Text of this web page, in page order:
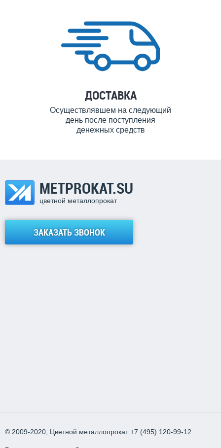
ДОСТАВКА
Осуществлявшем на следующий
день после поступления
денежных средств
METPROKAT.SU
цветной металлопрокат
ЗАКАЗАТЬ ЗВОНОК
© 2009-2020, Цветной металлопрокат+7 (495) 120-99-12